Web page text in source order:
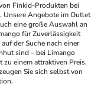
Finkid-Produkten bei
Unsere Angebote im Outlet
eine große Auswahl an
für Zuverlässigkeit
der Suche nach einer
sind – bei Limango
zu einem attraktiven Preis.
Sie sich selbst von